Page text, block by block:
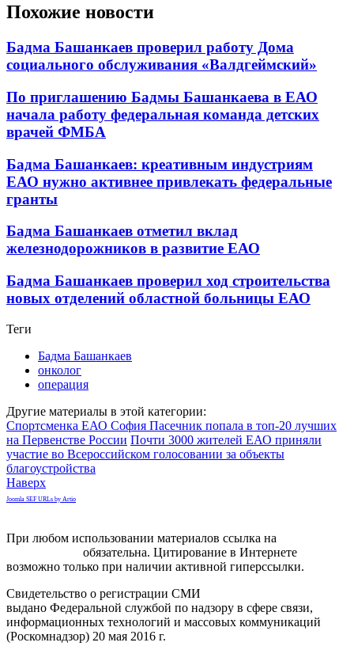
Похожие новости
Бадма Башанкаев проверил работу Дома
социального обслуживания «Валдгеймский»
По приглашению Бадмы Башанкаева в ЕАО
начала работу федеральная команда детских
врачей ФМБА
Бадма Башанкаев: креативным индустриям
ЕАО нужно активнее привлекать федеральные
гранты
Бадма Башанкаев отметил вклад
железнодорожников в развитие ЕАО
Бадма Башанкаев проверил ход строительства
новых отделений областной больницы ЕАО
Теги
Бадма Башанкаев
онколог
операция
Другие материалы в этой категории:
Спортсменка ЕАО София Пасечник попала в топ-20 лучших
на Первенстве России Почти 3000 жителей ЕАО приняли
участие во Всероссийском голосовании за объекты
благоустройства
Наверх
Joomla SEF URLs by Artio
При любом использовании материалов ссылка на
обязательна. Цитирование в Интернете
возможно только при наличии активной гиперссылки.
Свидетельство о регистрации СМИ
выдано Федеральной службой по надзору в сфере связи,
информационных технологий и массовых коммуникаций
(Роскомнадзор) 20 мая 2016 г.